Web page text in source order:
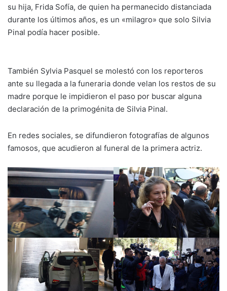
su hija, Frida Sofía, de quien ha permanecido distanciada
durante los últimos años, es un «milagro» que solo Silvia
Pinal podía hacer posible.
También Sylvia Pasquel se molestó con los reporteros
ante su llegada a la funeraria donde velan los restos de su
madre porque le impidieron el paso por buscar alguna
declaración de la primogénita de Silvia Pinal.
En redes sociales, se difundieron fotografías de algunos
famosos, que acudieron al funeral de la primera actriz.